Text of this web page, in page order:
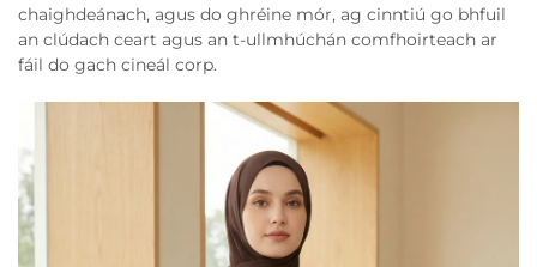
chaighdeánach, agus do ghréine mór, ag cinntiú go bhfuil
an clúdach ceart agus an t-ullmhúchán comfhoirteach ar
fáil do gach cineál corp.